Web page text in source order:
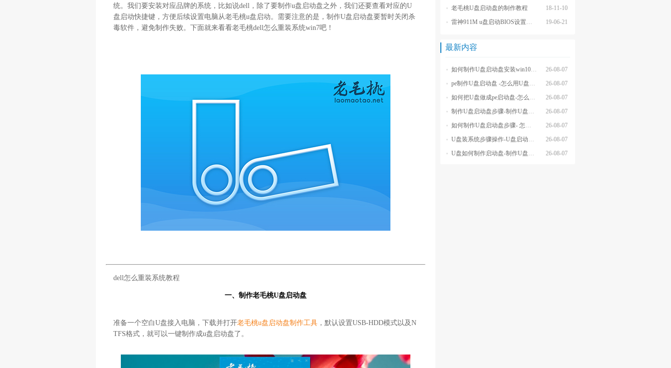
统。我们要安装对应品牌的系统，比如说dell，除了要制作u盘启动盘之外，我们还要查看对应的U
盘启动快捷键，方便后续设置电脑从老毛桃u盘启动。需要注意的是，制作U盘启动盘要暂时关闭杀
毒软件，避免制作失败。下面就来看看老毛桃dell怎么重装系统win7吧！
dell怎么重装系统教程
一、制作老毛桃U盘启动盘
准备一个空白U盘接入电脑，下载并打开老毛桃u盘启动盘制作工具 ，默认设置USB-HDD模式以及N
TFS格式，就可以一键制作成u盘启动盘了。
18-11-10
老毛桃U盘启动盘的制作教程
19-06-21
雷神911M u盘启动BIOS设置教程
最新内容
26-08-07
如何制作U盘启动盘安装win10系统-怎么制作U盘启动盘安装win10系
26-08-07
pe制作U盘启动盘 -怎么用U盘制作pe系统启动盘
26-08-07
如何把U盘做成pe启动盘-怎么把U盘做成pe启动盘
26-08-07
制作U盘启动盘步骤-制作U盘启动盘详细方法
26-08-07
如何制作U盘启动盘步骤- 怎么制作U盘启动盘步骤
26-08-07
U盘装系统步骤操作-U盘启动重装系统步骤
26-08-07
U盘如何制作启动盘-制作U盘启动盘重装